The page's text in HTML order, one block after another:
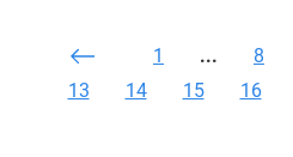
1 ... 8
13
14 15 16